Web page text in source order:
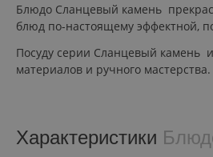
Блюдо Сланцевый камень
блюд по-настоящему эффектной,
Посуду серии Сланцевый камень
материалов и ручного
Характеристики